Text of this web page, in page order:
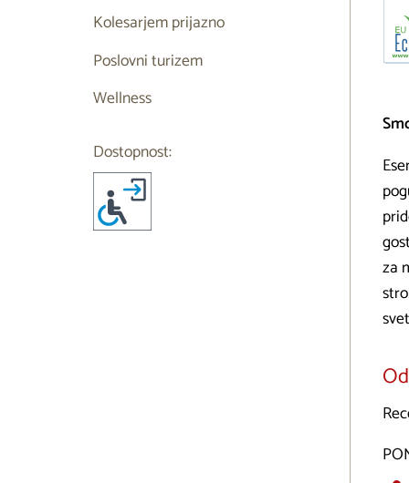
za
Kolesarjem prijazno
Poslovni turizem
Wellness
Dostopnost: